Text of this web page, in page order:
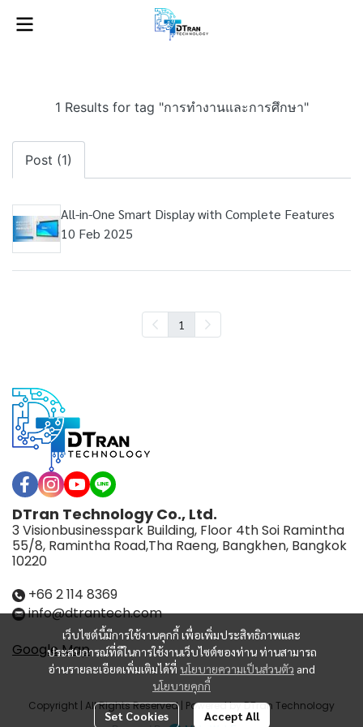
1 Results for tag "การทำงานและการศึกษา"
Post (1)
All-in-One Smart Display with Complete Features
10 Feb 2025
1
เว็บไซต์นี้มีการใช้งานคุกกี้ เพื่อเพิ่มประสิทธิภาพและ
ประสบการณ์ที่ดีในการใช้งานเว็บไซต์ของท่าน ท่านสามารถ
อ่านรายละเอียดเพิ่มเติมได้ที่ นโยบายความเป็นส่วนตัว and
นโยบายคุกกี้
Set Cookies Accept All
DTran Technology Co., Ltd.
3 Visionbusinesspark Building, Floor 4th Soi Ramintha
55/8, Ramintha Road,Tha Raeng, Bangkhen, Bangkok
10220
+66 2 114 8369
info@dtrantech.com
Google Map
Copyright | All Rights Reserved | Powered by DTran Technology